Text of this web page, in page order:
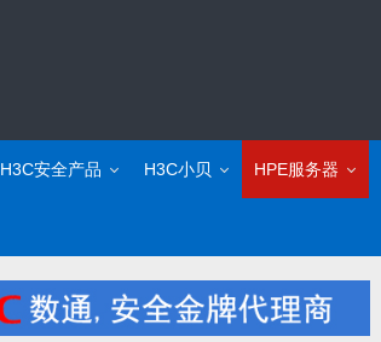
H3C安全产品 H3C小贝 HPE服务器